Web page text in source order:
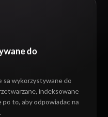
do
wykorzystywane do
to, aby odpowiadac na